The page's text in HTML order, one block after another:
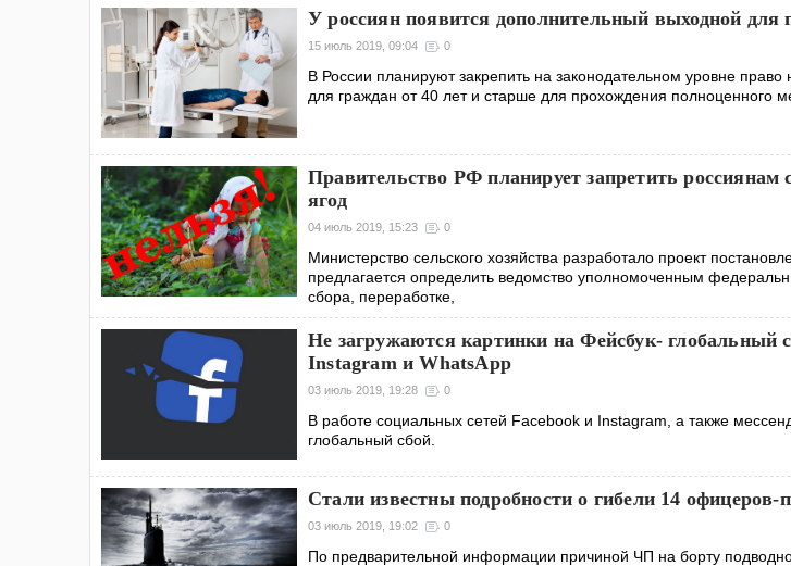
У россиян появится дополнительный выходной для
15 июль 2019, 09:04 0
В России планируют закрепить на законодательном уровне
для граждан от 40 лет и старше для прохождения полноценного
Правительство РФ планирует запретить россиянам
ягод
04 июль 2019, 15:23 0
Министерство сельского хозяйства разработало проект
предлагается определить ведомство уполномоченным
сбора, переработке,
Не загружаются картинки на Фейсбук- глобальный
Instagram и WhatsApp
03 июль 2019, 19:28 0
В работе социальных сетей Facebook и Instagram, а также
глобальный сбой.
Стали известны подробности о гибели 14 офицеров-
03 июль 2019, 19:02 0
По предварительной информации причиной ЧП на борту